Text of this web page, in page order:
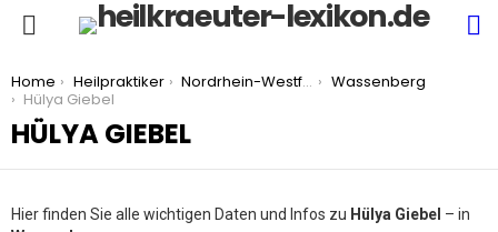
You are here:
Home Heilpraktiker Nordrhein-Westfalen
Wassenberg
Hülya Giebel
HÜLYA GIEBEL
Hier finden Sie alle wichtigen Daten und Infos zu Hülya Giebel – in